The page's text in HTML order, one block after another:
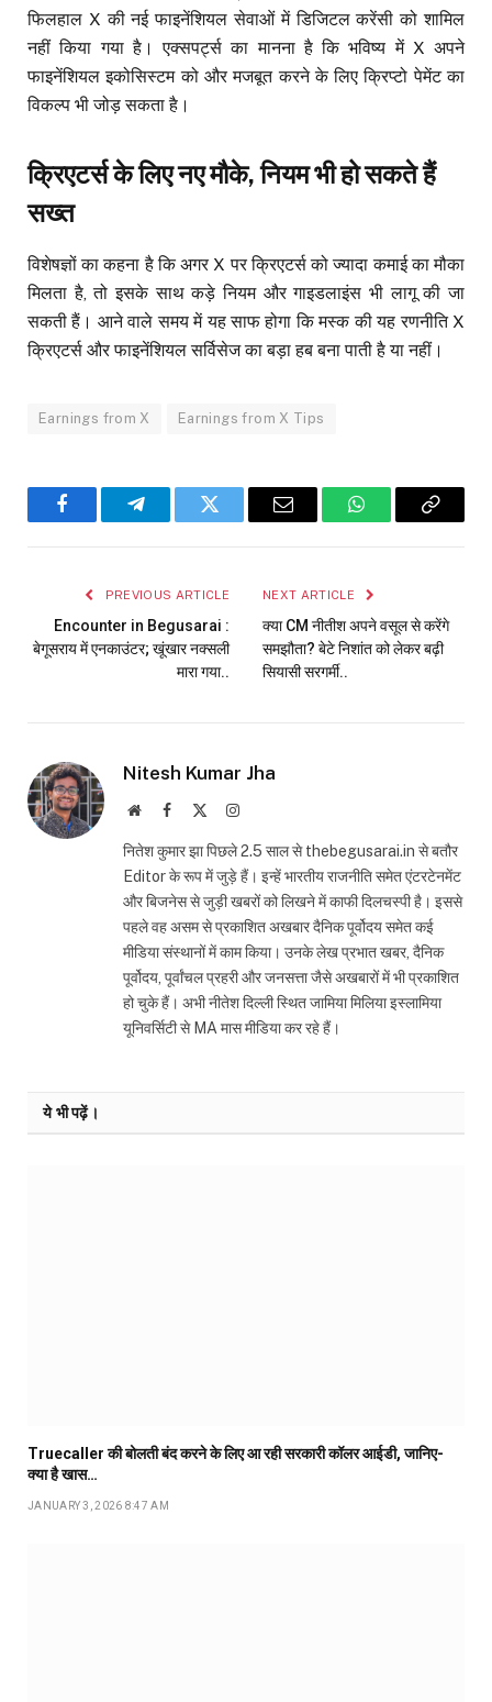
फिलहाल X की नई फाइनेंशियल सेवाओं में डिजिटल करेंसी को शामिल
नहीं किया गया है। एक्सपर्ट्स का मानना है कि भविष्य में X अपने
फाइनेंशियल इकोसिस्टम को और मजबूत करने के लिए क्रिप्टो पेमेंट का
विकल्प भी जोड़ सकता है।
क्रिएटर्स के लिए नए मौके, नियम भी हो सकते हैं
सख्त
विशेषज्ञों का कहना है कि अगर X पर क्रिएटर्स को ज्यादा कमाई का मौका
मिलता है, तो इसके साथ कड़े नियम और गाइडलाइंस भी लागू की जा
सकती हैं। आने वाले समय में यह साफ होगा कि मस्क की यह रणनीति X
क्रिएटर्स और फाइनेंशियल सर्विसेज का बड़ा हब बना पाती है या नहीं।
Earnings from X Earnings from X Tips
FacebookTelegramTwitter Email WhatsAppCopy
PREVIOUS ARTICLE
Encounter in Begusarai :
बेगूसराय में एनकाउंटर; खूंखार नक्सली
मारा गया..
NEXT ARTICLE
क्या CM नीतीश अपने वसूल से करेंगे
समझौता? बेटे निशांत को लेकर बढ़ी
सियासी सरगर्मी..
Nitesh Kumar Jha
WebsiteFacebook Instagram
नितेश कुमार झा पिछले 2.5 साल से thebegusarai.in से बतौर
Editor के रूप में जुड़े हैं। इन्हें भारतीय राजनीति समेत एंटरटेनमेंट
और बिजनेस से जुड़ी खबरों को लिखने में काफी दिलचस्पी है। इससे
पहले वह असम से प्रकाशित अखबार दैनिक पूर्वोदय समेत कई
मीडिया संस्थानों में काम किया। उनके लेख प्रभात खबर, दैनिक
पूर्वोदय, पूर्वांचल प्रहरी और जनसत्ता जैसे अखबारों में भी प्रकाशित
हो चुके हैं। अभी नीतेश दिल्ली स्थित जामिया मिलिया इस्लामिया
यूनिवर्सिटी से MA मास मीडिया कर रहे हैं।
ये भी पढ़ें।
Truecaller की बोलती बंद करने के लिए आ रही सरकारी कॉलर आईडी, जानिए-
क्या है खास…
JANUARY 3, 2026 8:47 AM